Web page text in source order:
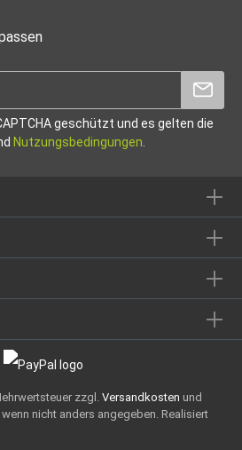
geschützt und es gelten die
Nutzungsbedingungen
zzgl. Versandkosten und
nicht anders angegeben. Realisiert